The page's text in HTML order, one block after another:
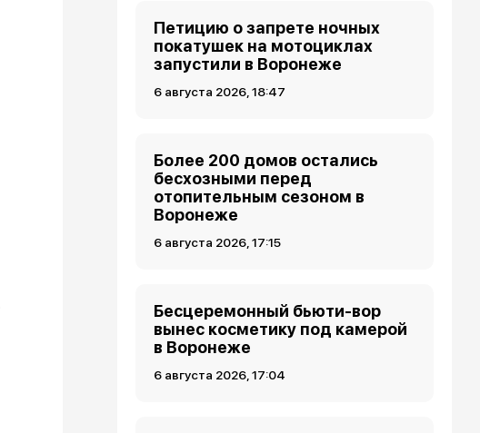
Петицию о запрете ночных
покатушек на мотоциклах
запустили в Воронеже
6 августа 2026, 18:47
Более 200 домов остались
бесхозными перед
отопительным сезоном в
Воронеже
6 августа 2026, 17:15
Бесцеремонный бьюти-вор
вынес косметику под камерой
в Воронеже
6 августа 2026, 17:04